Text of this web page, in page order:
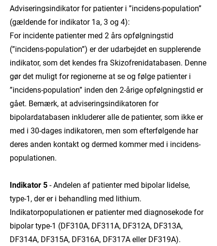
Adviseringsindikator for patienter i ”incidens-population”
(gældende for indikator 1a, 3 og 4):
For incidente patienter med 2 års opfølgningstid
(”incidens-population”) er der udarbejdet en supplerende
indikator, som det kendes fra Skizofrenidatabasen. Denne
gør det muligt for regionerne at se og følge patienter i
”incidens-population” inden den 2-årige opfølgningstid er
gået. Bemærk, at adviseringsindikatoren for
bipolardatabasen inkluderer alle de patienter, som ikke er
med i 30-dages indikatoren, men som efterfølgende har
deres anden kontakt og dermed kommer med i incidens-
populationen.
Indikator 5 - Andelen af patienter med bipolar lidelse,
type-1, der er i behandling med lithium.
Indikatorpopulationen er patienter med diagnosekode for
bipolar type-1 (DF310A, DF311A, DF312A, DF313A,
DF314A, DF315A, DF316A, DF317A eller DF319A).